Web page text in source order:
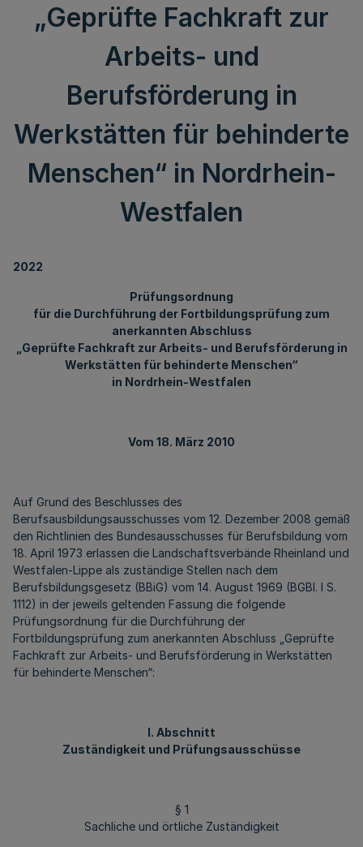
„Geprüfte Fachkraft zur
Arbeits- und
Berufsförderung in
Werkstätten für behinderte
Menschen“ in Nordrhein-
Westfalen
2022
Prüfungsordnung
für die Durchführung der Fortbildungsprüfung zum
anerkannten Abschluss
„Geprüfte Fachkraft zur Arbeits- und Berufsförderung in
Werkstätten für behinderte Menschen“
in Nordrhein-Westfalen
Vom 18. März 2010
Auf Grund des Beschlusses des
Berufsausbildungsausschusses vom 12. Dezember 2008 gemäß
den Richtlinien des Bundesausschusses für Berufsbildung vom
18. April 1973 erlassen die Landschaftsverbände Rheinland und
Westfalen-Lippe als zuständige Stellen nach dem
Berufsbildungsgesetz (BBiG) vom 14. August 1969 (BGBl. I S.
1112) in der jeweils geltenden Fassung die folgende
Prüfungsordnung für die Durchführung der
Fortbildungsprüfung zum anerkannten Abschluss „Geprüfte
Fachkraft zur Arbeits- und Berufsförderung in Werkstätten
für behinderte Menschen“:
I. Abschnitt
Zuständigkeit und Prüfungsausschüsse
§ 1
Sachliche und örtliche Zuständigkeit